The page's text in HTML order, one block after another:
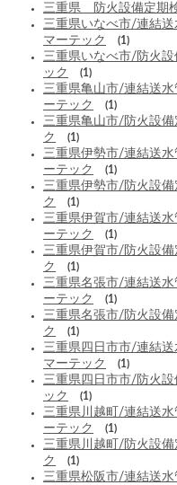
三重県 防火設備定期
三重県いなべ市/連結
マーテック
(1)
三重県いなべ市/防火
ック
(1)
三重県亀山市/連結送
ーテック
(1)
三重県亀山市/防火設
ク
(1)
三重県伊勢市/連結送
ーテック
(1)
三重県伊勢市/防火設
ク
(1)
三重県伊賀市/連結送
ーテック
(1)
三重県伊賀市/防火設
ク
(1)
三重県名張市/連結送
ーテック
(1)
三重県名張市/防火設
ク
(1)
三重県四日市市/連結
マーテック
(1)
三重県四日市市/防火
ック
(1)
三重県川越町/連結送
ーテック
(1)
三重県川越町/防火設
ク
(1)
三重県松阪市/連結送